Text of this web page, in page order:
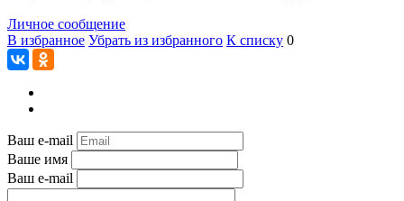
Личное сообщение
В избранное Убрать из избранного К списку 0
Ваш e-mail
Ваше имя
Ваш e-mail